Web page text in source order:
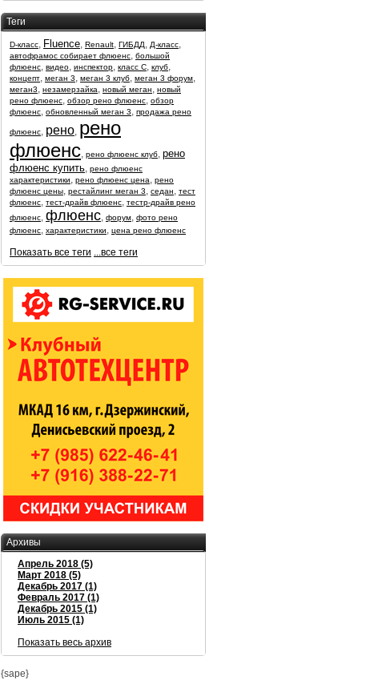
Теги
D-класс, Fluence, Renault, ГИБДД, Д-класс,
автофрамос собирает флюенс, большой
флюенс, видео, инспектор, класс С, клуб,
концепт, меган 3, меган 3 клуб, меган 3 форум,
меган3, незамерзайка, новый меган, новый
рено флюенс, обзор рено флюенс, обзор
флюенс, обновленный меган 3, продажа рено
флюенс, рено, рено
флюенс, рено флюенс клуб, рено
флюенс купить, рено флюенс
характеристики, рено флюенс цена, рено
флюенс цены, рестайлинг меган 3, седан, тест
флюенс, тест-драйв флюенс, тестр-драйв рено
флюенс, флюенс, форум, фото рено
флюенс, характеристики, цена рено флюенс
Показать все теги ...все теги
Архивы
Апрель 2018 (5)
Март 2018 (5)
Декабрь 2017 (1)
Февраль 2017 (1)
Декабрь 2015 (1)
Июль 2015 (1)
Показать весь архив
{sape}